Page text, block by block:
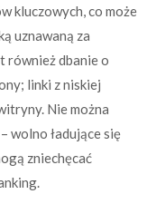
kluczowych, co może
uznawaną za
również dbanie o
linki z niskiej
Nie można
wolno ładujące się
zniechęcać